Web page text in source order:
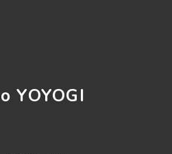
YOYOGI